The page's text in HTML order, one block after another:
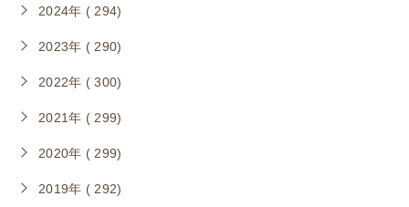
2024年 ( 294)
2023年 ( 290)
2022年 ( 300)
2021年 ( 299)
2020年 ( 299)
2019年 ( 292)